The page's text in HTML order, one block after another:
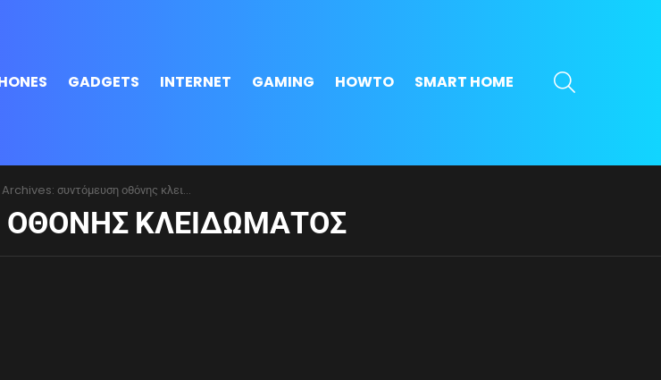
GADGETS INTERNET GAMING HOWTO SMART HOME
συντόμευση οθόνης κλειδώματος
ΚΛΕΙΔΏΜΑΤΟΣ